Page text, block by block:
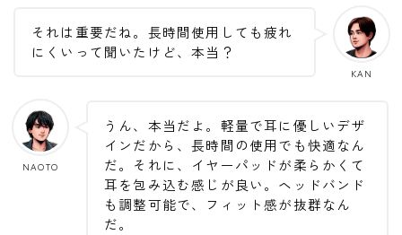
KAN
それは重要だね。長時間使用しても疲れ
にくいって聞いたけど、本当？
NAOTO
うん、本当だよ。軽量で耳に優しいデザ
インだから、長時間の使用でも快適なん
だ。それに、イヤーパッドが柔らかくて
耳を包み込む感じが良い。ヘッドバンド
も調整可能で、フィット感が抜群なん
だ。